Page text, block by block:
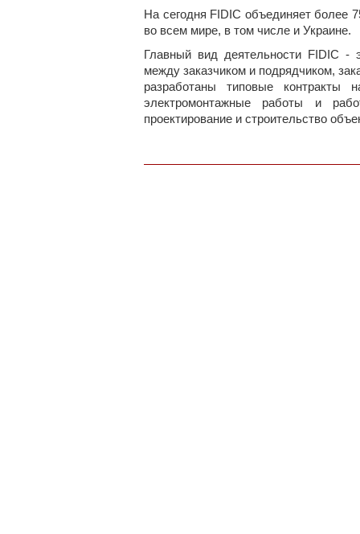
На сегодня FIDIC объединяет более
во всем мире, в том числе и Украине.
Главный вид деятельности FIDIC -
между заказчиком и подрядчиком,
разработаны типовые контракты
электромонтажные работы и
проектирование и строительство